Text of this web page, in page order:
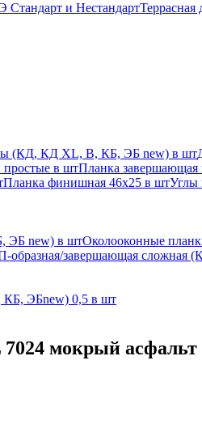
Стандарт и Нестандарт
(КД, КД XL, В, КБ, ЭБ new) в шт
в штПланка завершающая
Планка финишная 46х25 в штУглы
ЭБ new) в штОколооконные
образная/завершающая сложная
КБ, ЭБnew) 0,5 в шт
мокрый